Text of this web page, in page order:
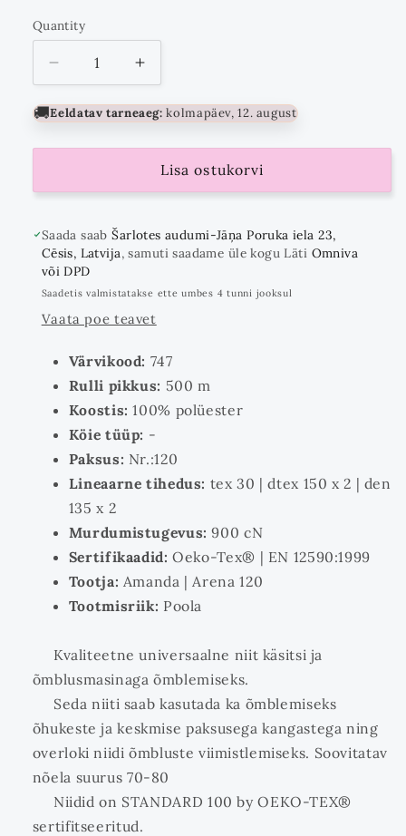
Quantity
Quantity
Vähenda
kogust
Suurenda
kogust
kuni
🚚Eeldatav tarneaeg:kolmapäev, 12. august
Lisa ostukorvi
Saada saabŠarlotes audumi-Jāņa Poruka iela 23,
Cēsis, Latvija, samuti saadame üle kogu Läti Omniva
või DPD
Saadetis valmistatakse ette umbes 4 tunni jooksul
Vaata poe teavet
Värvikood: 747
Rulli pikkus: 500 m
Koostis: 100% polüester
Köie tüüp: -
Paksus: Nr.:120
Lineaarne tihedus: tex 30 | dtex 150 x 2 | den
135 x 2
Murdumistugevus: 900 cN
Sertifikaadid: Oeko-Tex® | EN 12590:1999
Tootja: Amanda | Arena 120
Tootmisriik: Poola
Kvaliteetne universaalne niit käsitsi ja
õmblusmasinaga õmblemiseks.
Seda niiti saab kasutada ka õmblemiseks
õhukeste ja keskmise paksusega kangastega ning
overloki niidi õmbluste viimistlemiseks. Soovitatav
nõela suurus 70-80
Niidid on STANDARD 100 by OEKO-TEX®
sertifitseeritud.